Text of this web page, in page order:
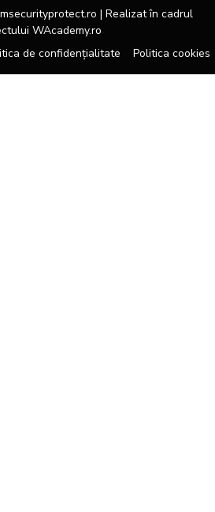
| Realizat în cadrul
WAcademy.ro
de confidențialitate
Politica cookies